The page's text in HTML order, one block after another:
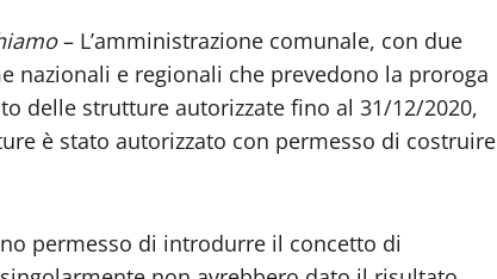
– L’amministrazione comunale, con due
nazionali e regionali che prevedono la proroga
delle strutture autorizzate fino al 31/12/2020,
è stato autorizzato con permesso di costruire
permesso di introdurre il concetto di